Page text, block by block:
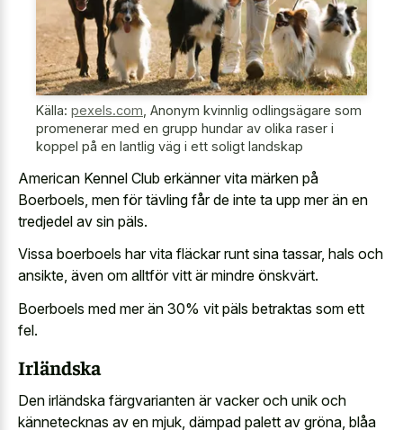
Källa: pexels.com Anonym kvinnlig odlingsägare som
promenerar med en grupp hundar av olika raser i
koppel på en lantlig väg i ett soligt landskap
American Kennel Club erkänner vita märken på
Boerboels, men för tävling får de inte ta upp mer än en
tredjedel av sin päls.
Vissa boerboels har vita fläckar runt sina tassar, hals och
ansikte, även om alltför vitt är mindre önskvärt.
Boerboels med mer än 30% vit päls betraktas som ett
fel.
Irländska
Den irländska färgvarianten är vacker och unik och
kännetecknas av en mjuk, dämpad palett av gröna, blåa